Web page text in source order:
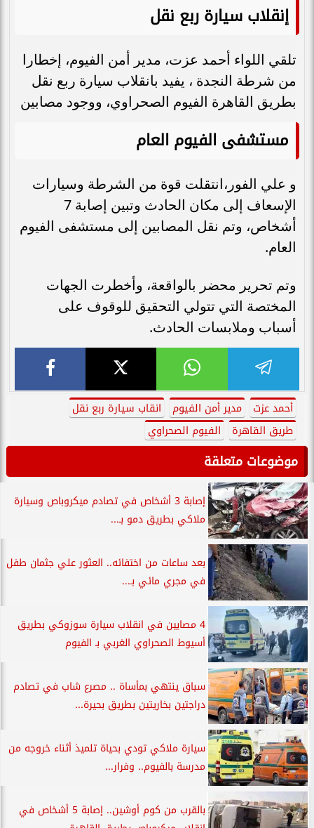
إنقلاب سيارة ربع نقل
تلقي اللواء أحمد عزت، مدير أمن الفيوم، إخطارا
من شرطة النجدة ، يفيد بانقلاب سيارة ربع نقل
بطريق القاهرة الفيوم الصحراوي، ووجود مصابين
مستشفى الفيوم العام
و علي الفور،انتقلت قوة من الشرطة وسيارات
الإسعاف إلى مكان الحادث وتبين إصابة 7
أشخاص، وتم نقل المصابين إلى مستشفى الفيوم
العام.
وتم تحرير محضر بالواقعة، وأخطرت الجهات
المختصة التي تتولي التحقيق للوقوف على
أسباب وملابسات الحادث.
أحمد عزت مدير أمن الفيوم
انقاب سيارة ربع نقل
طريق القاهرة
الفيوم الصحراوي
موضوعات متعلقة
إصابة 3 أشخاص في تصادم ميكروباص وسيارة
ملاكي بطريق دمو بـ...
بعد ساعات من اختفائه.. العثور علي جثمان طفل
في مجري مائي بـ...
4 مصابين في انقلاب سيارة سوزوكي بطريق
أسيوط الصحراوي الغربي بـ الفيوم
سباق ينتهي بمأساة .. مصرع شاب في تصادم
دراجتين بخاريتين بطريق بحيرة...
سيارة ملاكي تودي بحياة تلميذ أثناء خروجه من
مدرسة بالفيوم.. وفرار...
بالقرب من كوم أوشين.. إصابة 5 أشخاص في